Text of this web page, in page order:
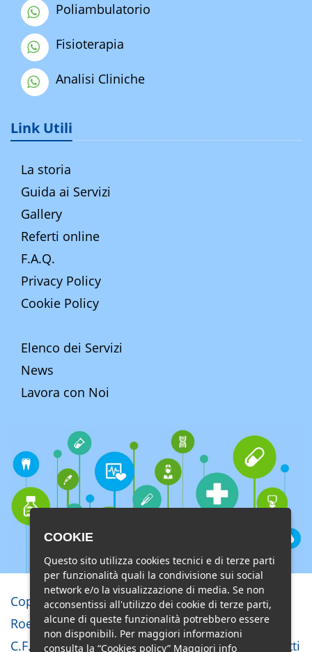
Poliambulatorio
Fisioterapia
Analisi Cliniche
Link Utili
La storia
Guida ai Servizi
Gallery
Referti online
F.A.Q.
Privacy Policy
Cookie Policy
Elenco dei Servizi
News
Lavora con Noi
Copyright © Studio di Radiologia e
Roentgenterapia Lido di Ostia s.r.l.
C.F. 02851810586 - P.I. 01125791002 - Tutti i diritti
COOKIE
Questo sito utilizza cookies tecnici e di terze parti
per funzionalità quali la condivisione sui social
network e/o la visualizzazione di media. Se non
acconsentissi all'utilizzo dei cookie di terze parti,
alcune di queste funzionalità potrebbero essere
non disponibili. Per maggiori informazioni
consulta la “Cookies policy” Maggiori info